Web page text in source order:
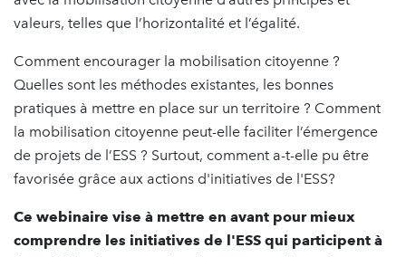
valeurs, telles que l’horizontalité et l’égalité.
Comment encourager la mobilisation citoyenne ?
Quelles sont les méthodes existantes, les bonnes
pratiques à mettre en place sur un territoire ? Comment
la mobilisation citoyenne peut-elle faciliter l’émergence
de projets de l’ESS ? Surtout, comment a-t-elle pu être
favorisée grâce aux actions d'initiatives de l'ESS?
Ce webinaire vise à mettre en avant pour mieux
comprendre les initiatives de l'ESS qui participent à